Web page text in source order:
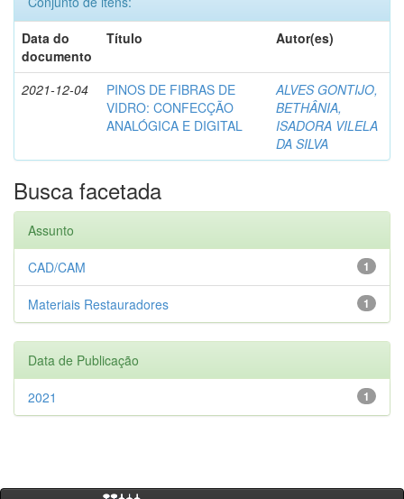
Data do
documento
Título Autor(es)
2021-12-04
PINOS DE FIBRAS DE
VIDRO: CONFECÇÃO
ANALÓGICA E DIGITAL
ALVES GONTIJO,
BETHÂNIA,
ISADORA VILELA
DA SILVA
Busca facetada
Assunto
1
CAD/CAM
1
Materiais Restauradores
Data de Publicação
1
2021